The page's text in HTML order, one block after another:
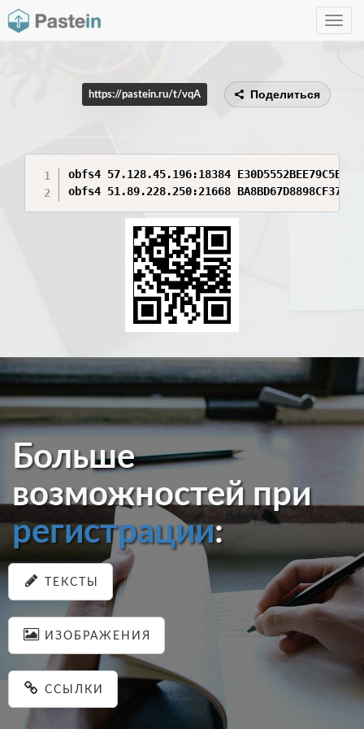
Toggle
https://pastein.ru/t/vqA Поделиться
obfs4 57.128.45.196:18384
obfs4 51.89.228.250:21668
Больше
возможностей при
регистрации:
ТЕКСТЫ
ИЗОБРАЖЕНИЯ
ССЫЛКИ